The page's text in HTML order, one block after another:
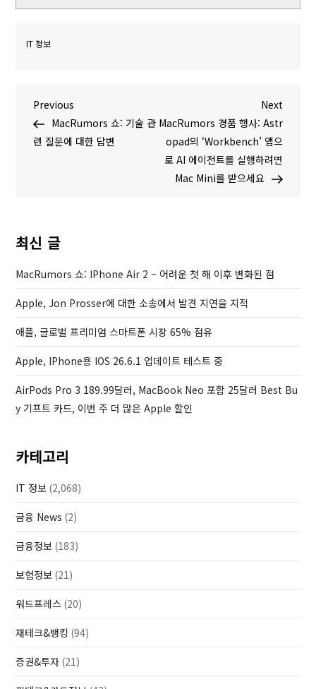
IT 정보
글
탐
P
r
e
P
o
s
t
Previous
MacRumors 쇼: 기술 관
련 질문에 대한 답변
N
e
x
P
Next
MacRumors 경품 행사: Astr
opad의 ‘Workbench’ 앱으
로 AI 에이전트를 실행하려면
Mac Mini를 받으세요
최신 글
MacRumors 쇼: IPhone Air 2 – 어려운 첫 해 이후 변화된 점
Apple, Jon Prosser에 대한 소송에서 발견 지연을 지적
애플, 글로벌 프리미엄 스마트폰 시장 65% 점유
Apple, IPhone용 IOS 26.6.1 업데이트 테스트 중
AirPods Pro 3 189.99달러, MacBook Neo 포함 25달러 Best Bu
Y 기프트 카드, 이번 주 더 많은 Apple 할인
카테고리
IT 정보 (2,068)
금융 News (2)
금융정보 (183)
보험정보 (21)
워드프레스 (20)
재테크&뱅킹 (94)
증권&투자 (21)